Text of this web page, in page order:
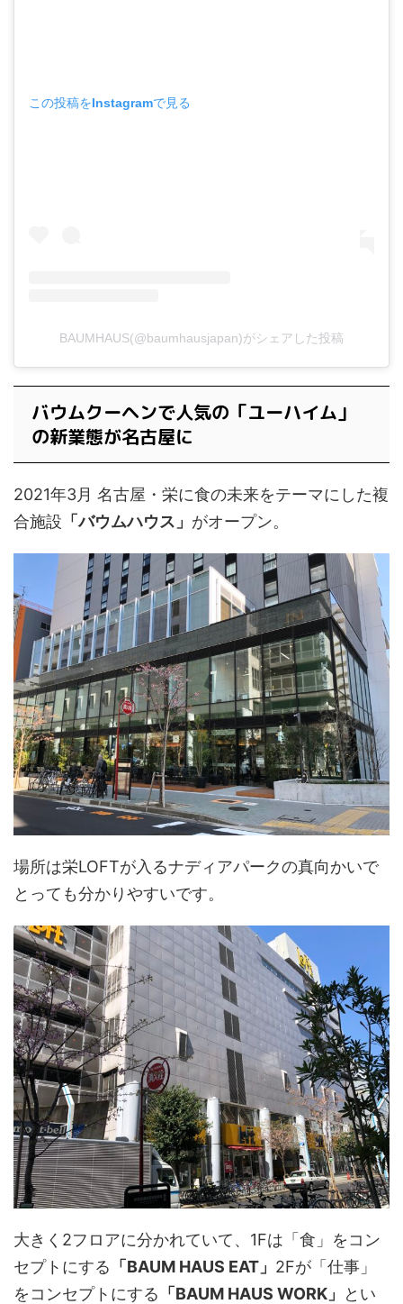
この投稿をInstagramで見る
BAUMHAUS(@baumhausjapan)がシェアした投稿
バウムクーヘンで人気の「ユーハイム」
の新業態が名古屋に
2021年3月 名古屋・栄に食の未来をテーマにした複
合施設 「バウムハウス」 がオープン。
場所は栄LOFTが入るナディアパークの真向かいで
とっても分かりやすいです。
大きく2フロアに分かれていて、1Fは「食」をコン
セプトにする 「BAUM HAUS EAT」 2Fが「仕事」
をコンセプトにする 「BAUM HAUS WORK」
とい